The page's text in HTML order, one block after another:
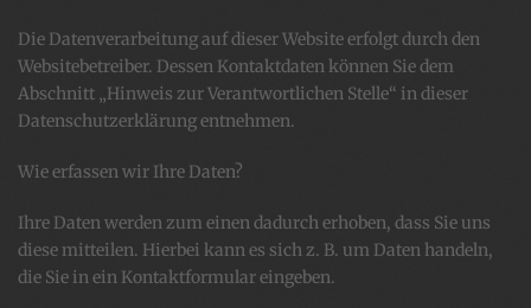
Die Datenverarbeitung auf dieser Website erfolgt durch den
Websitebetreiber. Dessen Kontaktdaten können Sie dem
Abschnitt „Hinweis zur Verantwortlichen Stelle“ in dieser
Datenschutzerklärung entnehmen.
Wie erfassen wir Ihre Daten?
Ihre Daten werden zum einen dadurch erhoben, dass Sie uns
diese mitteilen. Hierbei kann es sich z. B. um Daten handeln,
die Sie in ein Kontaktformular eingeben.